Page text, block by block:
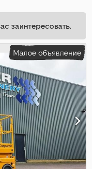
заинтересовать.
Малое объявление